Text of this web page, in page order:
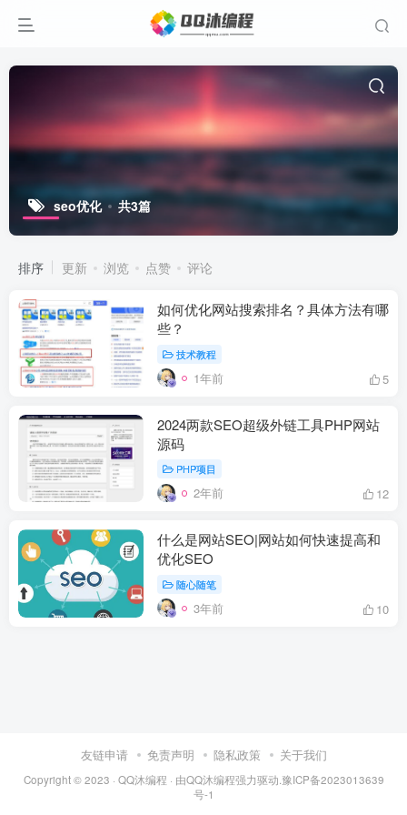
seo优化 共3篇
排序 更新 浏览 点赞 评论
如何优化网站搜索排名？具体方法有哪
些？
技术教程
1年前 5
2024两款SEO超级外链工具PHP网站
源码
PHP项目
2年前 12
什么是网站SEO|网站如何快速提高和
优化SEO
随心随笔
3年前 10
友链申请 免责声明 隐私政策 关于我们
Copyright © 2023 · QQ沐编程 · 由QQ沐编程强力驱动. 豫ICP备2023013639
号-1